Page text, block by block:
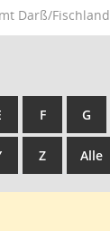
Darß/Fischland
F G
Z Alle